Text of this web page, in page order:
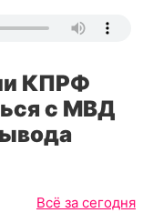
КПРФ
с МВД
Всё за сегодня